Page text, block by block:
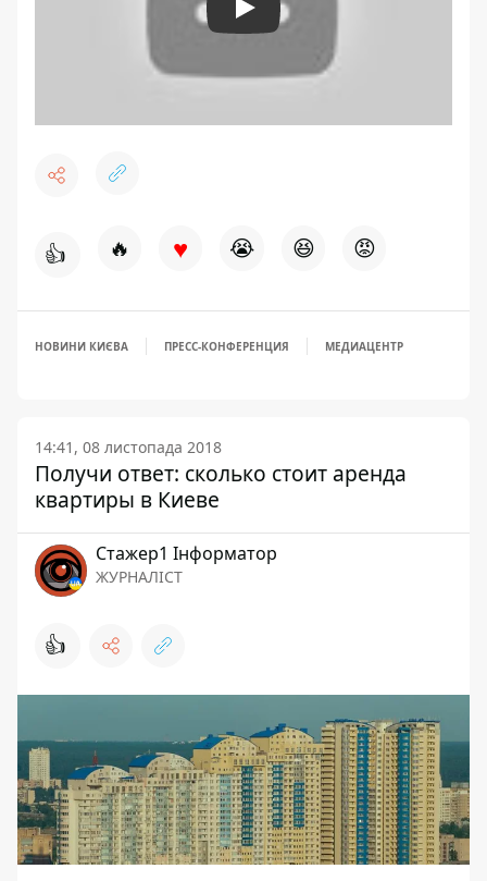
Play
👍 🔥 ♥ 😭 😆 😡
НОВИНИ КИЄВА ПРЕСС-КОНФЕРЕНЦИЯ МЕДИАЦЕНТР
14:41, 08 листопада 2018
Получи ответ: сколько стоит аренда
квартиры в Киеве
Стажер1 Інформатор
ЖУРНАЛІСТ
👍